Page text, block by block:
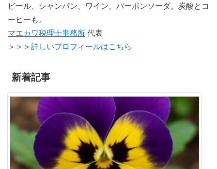
ビール、シャンパン、ワイン、バーボンソーダ。炭酸とコ
ーヒーも。
マエカワ税理士事務所 代表
＞＞＞ 詳しいプロフィールはこちら
新着記事